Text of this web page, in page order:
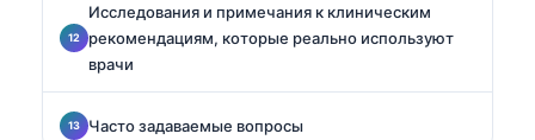
Исследования и примечания к клиническим
рекомендациям, которые реально используют
врачи
Часто задаваемые вопросы